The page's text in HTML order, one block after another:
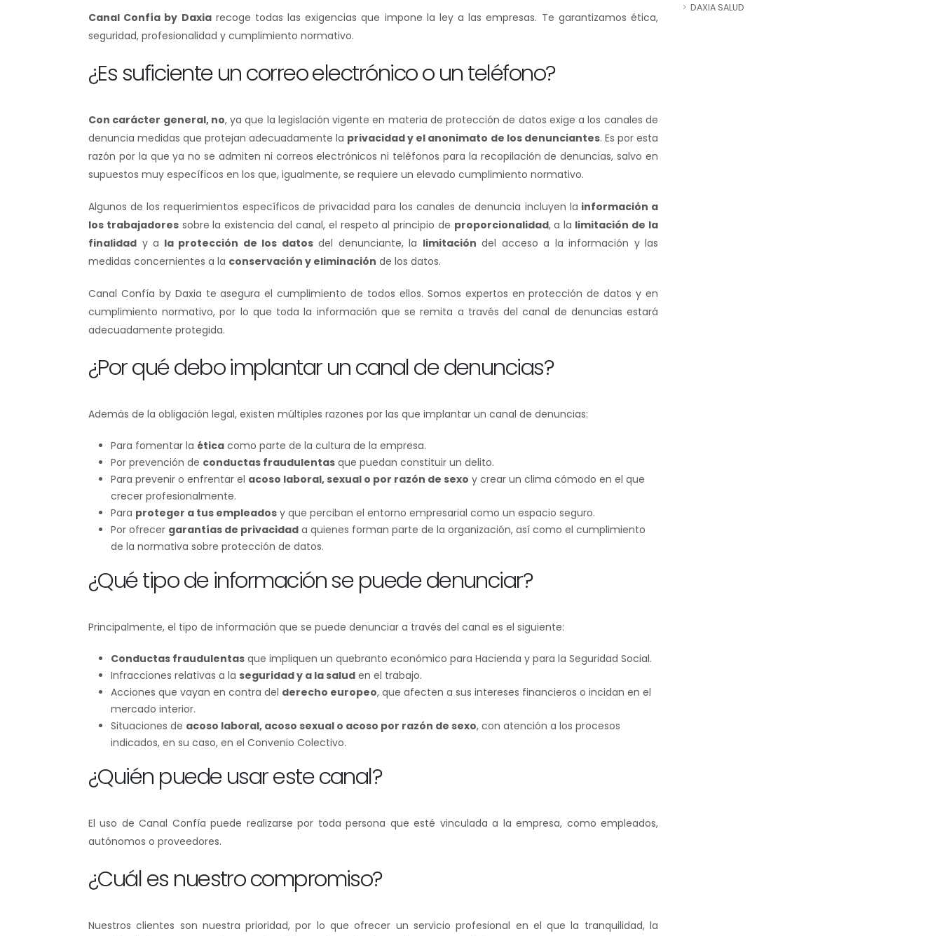
DAXIA SALUD
Canal Confía by Daxiarecoge todas las exigencias que impone la ley a las empresas. Te garantizamos ética,
seguridad, profesionalidad y cumplimiento normativo.
¿Es suficiente un correo electrónico o un teléfono?
Con carácter general, no, ya que la legislación vigente en materia de protección de datos exige a los canales de
denuncia medidas que protejan adecuadamente la privacidad y el anonimato de los denunciantes. Es por esta
razón por la que ya no se admiten ni correos electrónicos ni teléfonos para la recopilación de denuncias, salvo en
supuestos muy específicos en los que, igualmente, se requiere un elevado cumplimiento normativo.
Algunos de los requerimientos específicos de privacidad para los canales de denuncia incluyen la información a
los trabajadoressobre la existencia del canal, el respeto al principio de proporcionalidad, a la limitación de la
finalidad y a la protección de los datosdel denunciante, la limitación del acceso a la información y las
medidas concernientes a la conservación y eliminación de los datos.
Canal Confía by Daxia te asegura el cumplimiento de todos ellos. Somos expertos en protección de datos y en
cumplimiento normativo, por lo que toda la información que se remita a través del canal de denuncias estará
adecuadamente protegida.
¿Por qué debo implantar un canal de denuncias?
Además de la obligación legal, existen múltiples razones por las que implantar un canal de denuncias:
Para fomentar la ética como parte de la cultura de la empresa.
Por prevención de conductas fraudulentas que puedan constituir un delito.
Para prevenir o enfrentar el acoso laboral, sexual o por razón de sexo y crear un clima cómodo en el que
crecer profesionalmente.
Para proteger a tus empleados y que perciban el entorno empresarial como un espacio seguro.
Por ofrecer garantías de privacidad a quienes forman parte de la organización, así como el cumplimiento
de la normativa sobre protección de datos.
¿Qué tipo de información se puede denunciar?
Principalmente, el tipo de información que se puede denunciar a través del canal es el siguiente:
Conductas fraudulentas que impliquen un quebranto económico para Hacienda y para la Seguridad Social.
Infracciones relativas a la seguridad y a la salud en el trabajo.
Acciones que vayan en contra del derecho europeo, que afecten a sus intereses financieros o incidan en el
mercado interior.
Situaciones de acoso laboral, acoso sexual o acoso por razón de sexo, con atención a los procesos
indicados, en su caso, en el Convenio Colectivo.
¿Quién puede usar este canal?
El uso de Canal Confía puede realizarse por toda persona que esté vinculada a la empresa, como empleados,
autónomos o proveedores.
¿Cuál es nuestro compromiso?
Nuestros clientes son nuestra prioridad, por lo que ofrecer un servicio profesional en el que la tranquilidad, la